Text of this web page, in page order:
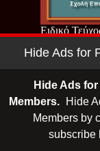
Ειδικό
Hide Ads for
Hide Ads
Members.
Hide
Members by
subscribe